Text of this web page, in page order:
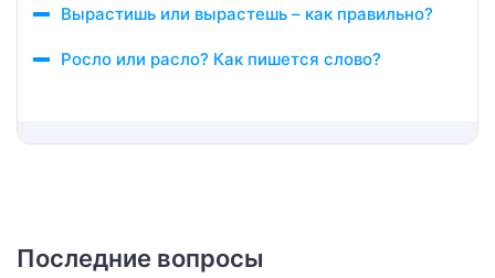
Вырастишь или вырастешь – как правильно?
Росло или расло? Как пишется слово?
Последние вопросы